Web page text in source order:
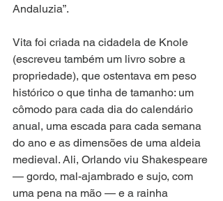
Andaluzia”.
Vita foi criada na cidadela de Knole
(escreveu também um livro sobre a
propriedade), que ostentava em peso
histórico o que tinha de tamanho: um
cômodo para cada dia do calendário
anual, uma escada para cada semana
do ano e as dimensões de uma aldeia
medieval. Ali, Orlando viu Shakespeare
— gordo, mal-ajambrado e sujo, com
uma pena na mão — e a rainha